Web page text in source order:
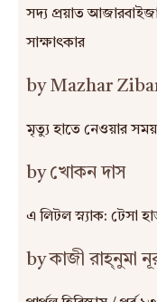
সদ্য প্রয়াত
সাক্ষাৎকার
by Mazhar
মৃত্যু হাতে নেওয়ার
by খোকন দাস
এ লিটল স্ন্যাক: টেসা
by কাজী রাহ্‌নুমা